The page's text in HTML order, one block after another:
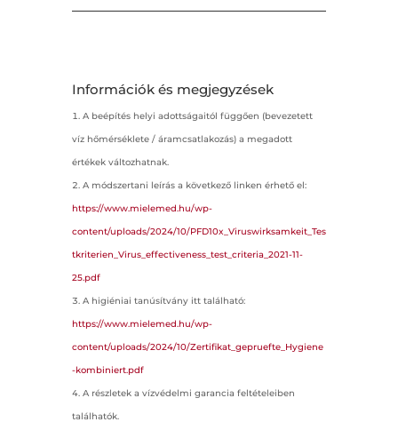
Információk és megjegyzések
A beépítés helyi adottságaitól függően (bevezetett
víz hőmérséklete / áramcsatlakozás) a megadott
értékek változhatnak.
A módszertani leírás a következő linken érhető el:
https://www.mielemed.hu/wp-
content/uploads/2024/10/PFD10x_Viruswirksamkeit_Tes
tkriterien_Virus_effectiveness_test_criteria_2021-11-
25.pdf
A higiéniai tanúsítvány itt található:
https://www.mielemed.hu/wp-
content/uploads/2024/10/Zertifikat_gepruefte_Hygiene
-kombiniert.pdf
A részletek a vízvédelmi garancia feltételeiben
találhatók.